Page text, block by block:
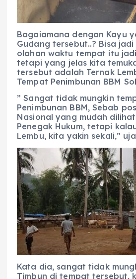
Bagaiamana dengan Kayu
Gudang tersebut..? Bisa jadi
olahan waktu tempat itu
tetapi yang jelas kita
tersebut adalah Ternak
Tempat Penimbunan BBM
” Sangat tidak mungkin
Penimbunan BBM, Sebab
Nasional yang mudah
Penegak Hukum, tetapi
Lembu, kita yakin sekali,”
Kata dia, sangat tidak
Timbun di tempat tersebut,